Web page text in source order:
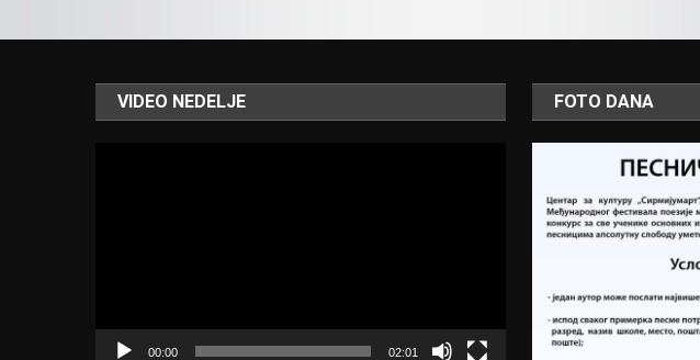
VIDEO NEDELJE
00:00 02:01
FOTO DANA